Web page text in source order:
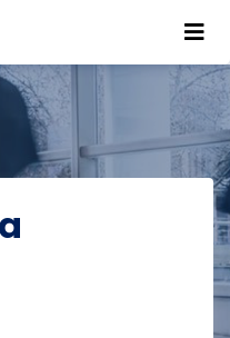
NA MAPACH